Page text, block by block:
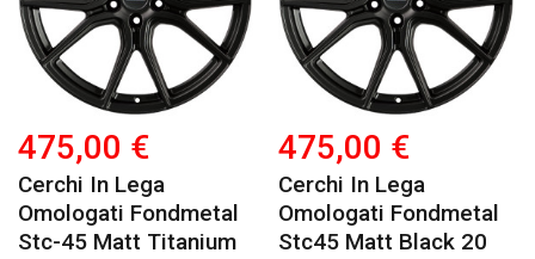
475,00 €
Cerchi In Lega
Omologati Fondmetal
Stc-45 Matt Titanium
475,00 €
Cerchi In Lega
Omologati Fondmetal
Stc45 Matt Black 20